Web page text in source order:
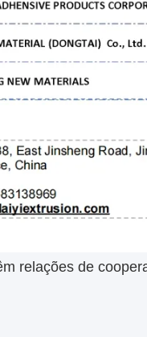
relações de